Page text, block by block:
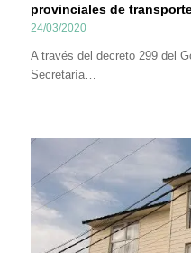
provinciales de
24/03/2020
A través del decreto 299 del
Secretaría…